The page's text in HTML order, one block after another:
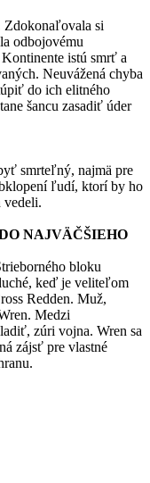
Zdokonaľovala si
odbojovému
istú smrť a
Neuvážená chyba
do ich elitného
šancu zasadiť úder
smrteľný, najmä pre
ľudí, ktorí by ho
vedeli.
NAJVÄČŠIEHO
bloku
keď je veliteľom
Redden. Muž,
Medzi
zúri vojna. Wren sa
zájsť pre vlastné